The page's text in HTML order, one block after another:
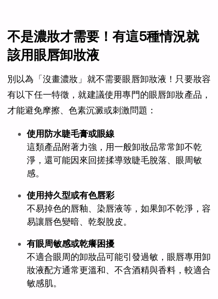
不是濃妝才需要！有這5種情況就
該用眼唇卸妝液
別以為「沒畫濃妝」就不需要眼唇卸妝液！只要妝容
有以下任一特徵，就建議使用專門的眼唇卸妝產品，
才能避免摩擦、色素沉澱或刺激問題：
使用防水睫毛膏或眼線
這類產品附著力強，用一般卸妝品常常卸不乾
淨，還可能因來回搓揉導致睫毛脫落、眼周敏
感。
使用持久型或有色唇彩
不易掉色的唇釉、染唇液等，如果卸不乾淨，容
易讓唇色變暗、乾裂脫皮。
有眼周敏感或乾癢困擾
不適合眼周的卸妝品可能引發過敏，眼唇專用卸
妝液配方通常更溫和、不含酒精與香料，較適合
敏感肌。